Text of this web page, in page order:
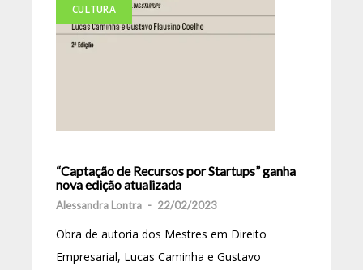
CULTURA
“Captação de Recursos por Startups” ganha
nova edição atualizada
Alessandra Lontra - 22/02/2023
Obra de autoria dos Mestres em Direito
Empresarial, Lucas Caminha e Gustavo